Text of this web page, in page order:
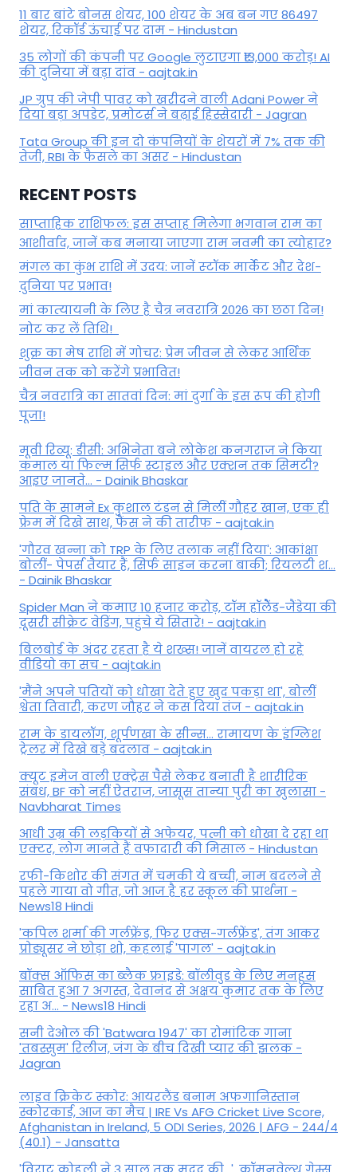
11 बार बांटे बोनस शेयर, 100 शेयर के अब बन गए 86497
शेयर, रिकॉर्ड ऊंचाई पर दाम - Hindustan
35 लोगों की कंपनी पर Google लुटाएगा ₹13,000 करोड़! AI
की दुनिया में बड़ा दांव - aajtak.in
JP ग्रुप की जेपी पावर को खरीदने वाली Adani Power ने
दिया बड़ा अपडेट, प्रमोटर्स ने बढ़ाई हिस्सेदारी - Jagran
Tata Group की इन दो कंपनियों के शेयरों में 7% तक की
तेजी, RBI के फैसले का असर - Hindustan
RECENT POSTS
साप्ताहिक राशिफल: इस सप्ताह मिलेगा भगवान राम का
आशीर्वाद, जानें कब मनाया जाएगा राम नवमी का त्योहार?
मंगल का कुंभ राशि में उदय: जानें स्‍टॉक मार्केट और देश-
दुनिया पर प्रभाव!
मां कात्‍यायनी के लिए है चैत्र नवरात्रि 2026 का छठा दिन!
नोट कर लें तिथि!
शुक्र का मेष राशि में गोचर: प्रेम जीवन से लेकर आर्थिक
जीवन तक को करेंगे प्रभावित!
चैत्र नवरात्रि का सातवां दिन: मां दुर्गा के इस रूप की होगी
पूजा!
मूवी रिव्यू: डीसी: अभिनेता बने लोकेश कनगराज ने किया
कमाल या फिल्म सिर्फ स्टाइल और एक्शन तक सिमटी?
आइए जानते... - Dainik Bhaskar
पति के सामने Ex कुशाल टंडन से मिलीं गौहर खान, एक ही
फ्रेम में दिखे साथ, फैंस ने की तारीफ - aajtak.in
'गौरव खन्ना को TRP के लिए तलाक नहीं दिया': आकांक्षा
बोलीं- पेपर्स तैयार हैं, सिर्फ साइन करना बाकी; रियलटी श...
- Dainik Bhaskar
Spider Man ने कमाए 10 हजार करोड़, टॉम हॉलैेंड-जैंडेया की
दूसरी सीक्रेट वेडिंग, पहुंचे ये सितारे! - aajtak.in
बिलबोर्ड के अंदर रहता है ये शख्स! जानें वायरल हो रहे
वीडियो का सच - aajtak.in
'मैंने अपने पतियों को धोखा देते हुए खुद पकड़ा था', बोलीं
श्वेता तिवारी, करण जौहर ने कस दिया तंज - aajtak.in
राम के डायलॉग, शूर्पणखा के सीन्स... रामायण के इंग्लिश
ट्रेलर में दिखे बड़े बदलाव - aajtak.in
क्यूट इमेज वाली एक्ट्रेस पैसे लेकर बनाती है शारीरिक
संबंध, BF को नहीं ऐतराज, जासूस तान्‍या पुरी का खुलासा -
Navbharat Times
आधी उम्र की लड़कियों से अफेयर, पत्नी को धोखा दे रहा था
एक्टर, लोग मानते हैं वफादारी की मिसाल - Hindustan
रफी-किशोर की संगत में चमकी ये बच्ची, नाम बदलने से
पहले गाया वो गीत, जो आज है हर स्कूल की प्रार्थना -
News18 Hindi
'कपिल शर्मा की गर्लफ्रेंड, फिर एक्स-गर्लफ्रेंड', तंग आकर
प्रोड्यूसर ने छोड़ा शो, कहलाई 'पागल' - aajtak.in
बॉक्स ऑफिस का ब्लैक फ्राइडे: बॉलीवुड के लिए मनहूस
साबित हुआ 7 अगस्त, देवानंद से अक्षय कुमार तक के लिए
रहा अ... - News18 Hindi
सनी देओल की 'Batwara 1947' का रोमांटिक गाना
'तबस्सुम' रिलीज, जंग के बीच दिखी प्यार की झलक -
Jagran
लाइव क्रिकेट स्कोर: आयरलैंड बनाम अफगानिस्तान
स्कोरकार्ड, आज का मैच | IRE Vs AFG Cricket Live Score,
Afghanistan in Ireland, 5 ODI Series, 2026 | AFG - 244/4
(40.1) - Jansatta